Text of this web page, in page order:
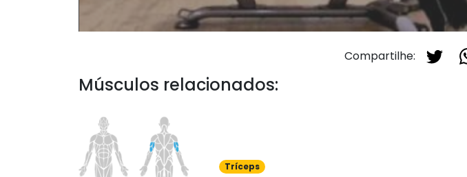
Compartilhe:
Músculos relacionados:
Tríceps